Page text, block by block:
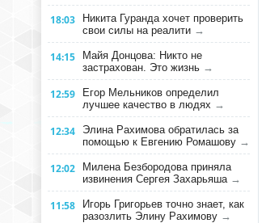
18:03
Никита Гуранда хочет проверить
свои силы на реалити →
14:15
Майя Донцова: Никто не
застрахован. Это жизнь →
12:59
Егор Мельников определил
лучшее качество в людях →
12:34
Элина Рахимова обратилась за
помощью к Евгению Ромашову →
12:02
Милена Безбородова приняла
извинения Сергея Захарьяша →
11:58
Игорь Григорьев точно знает, как
разозлить Элину Рахимову →